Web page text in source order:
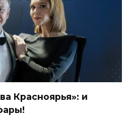
Красноярья»: и